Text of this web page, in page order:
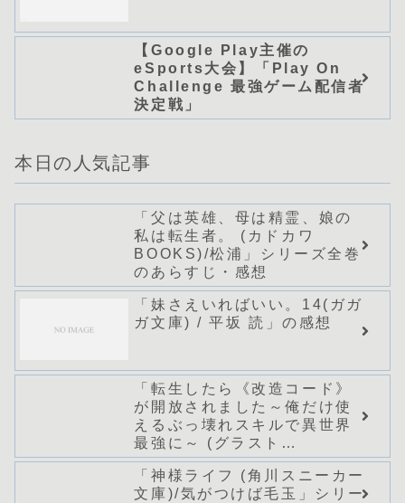
【Google Play主催の
eSports大会】「Play On
Challenge 最強ゲーム配信者
決定戦」
本日の人気記事
「父は英雄、母は精霊、娘の
私は転生者。 (カドカワ
BOOKS)/松浦」シリーズ全巻
のあらすじ・感想
「妹さえいればいい。14(ガガ
ガ文庫) / 平坂 読」の感想
「転生したら《改造コード》
が開放されました～俺だけ使
えるぶっ壊れスキルで異世界
最強に～ (グラスト
NOVELS)/どまどま」シリー
ズ全巻のあらすじ・感想
「神様ライフ (角川スニーカー
文庫)/気がつけば毛玉」シリー